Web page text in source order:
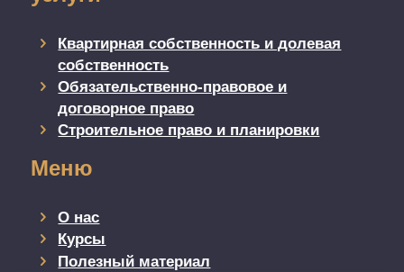
Квартирная собственность и долевая
собственность
Обязательственно-правовое и
договорное право
Строительное право и планировки
Меню
О нас
Курсы
Полезный материал